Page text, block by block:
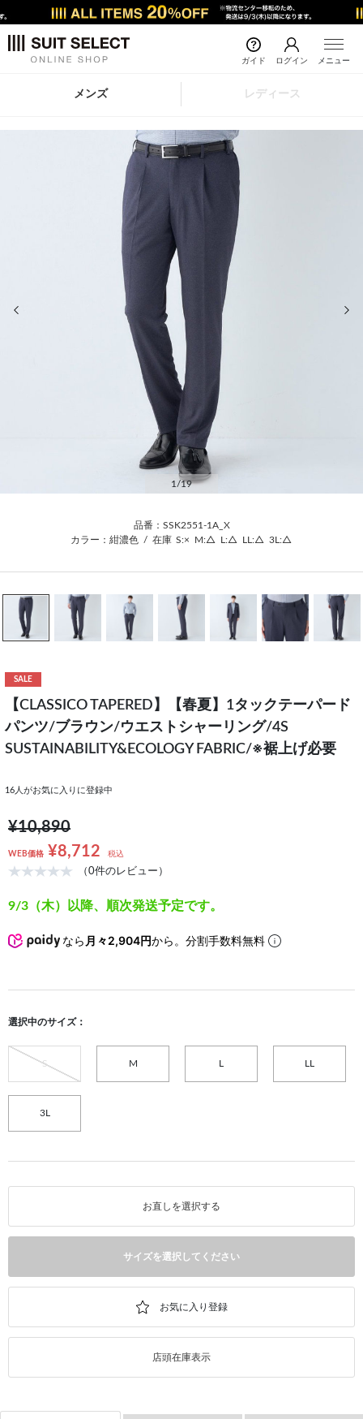
ガイド ログイン メニュー
メンズ レディース
1 /19
品番：SSK2551-1A_X
カラー：紺濃色 / 在庫 S:× M:△ L:△ LL:△ 3L:△
SALE
【CLASSICO TAPERED】【春夏】1タックテーパード
パンツ/ブラウン/ウエストシャーリング/4S
SUSTAINABILITY&ECOLOGY FABRIC/※裾上げ必要
16 人がお気に入りに登録中
¥10,890
WEB価格 ¥8,712 税込
（0件のレビュー）
9/3（木）以降、順次発送予定です。
なら 月々2,904円から。分割手数料無料
選択中のサイズ：
S M
3L
お直しを選択する
サイズを選択してください
店頭在庫表示